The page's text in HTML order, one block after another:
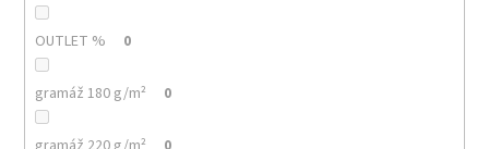
OUTLET % 0
gramáž 180 g/m² 0
MALFINI
CITY
120
DÁMSKÉ
TRIČKO,
150
G,